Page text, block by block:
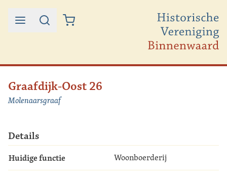
Ga naar de inhoud
Graafdijk-Oost 26
Molenaarsgraaf
Details
Huidige functie
Woonboerderij